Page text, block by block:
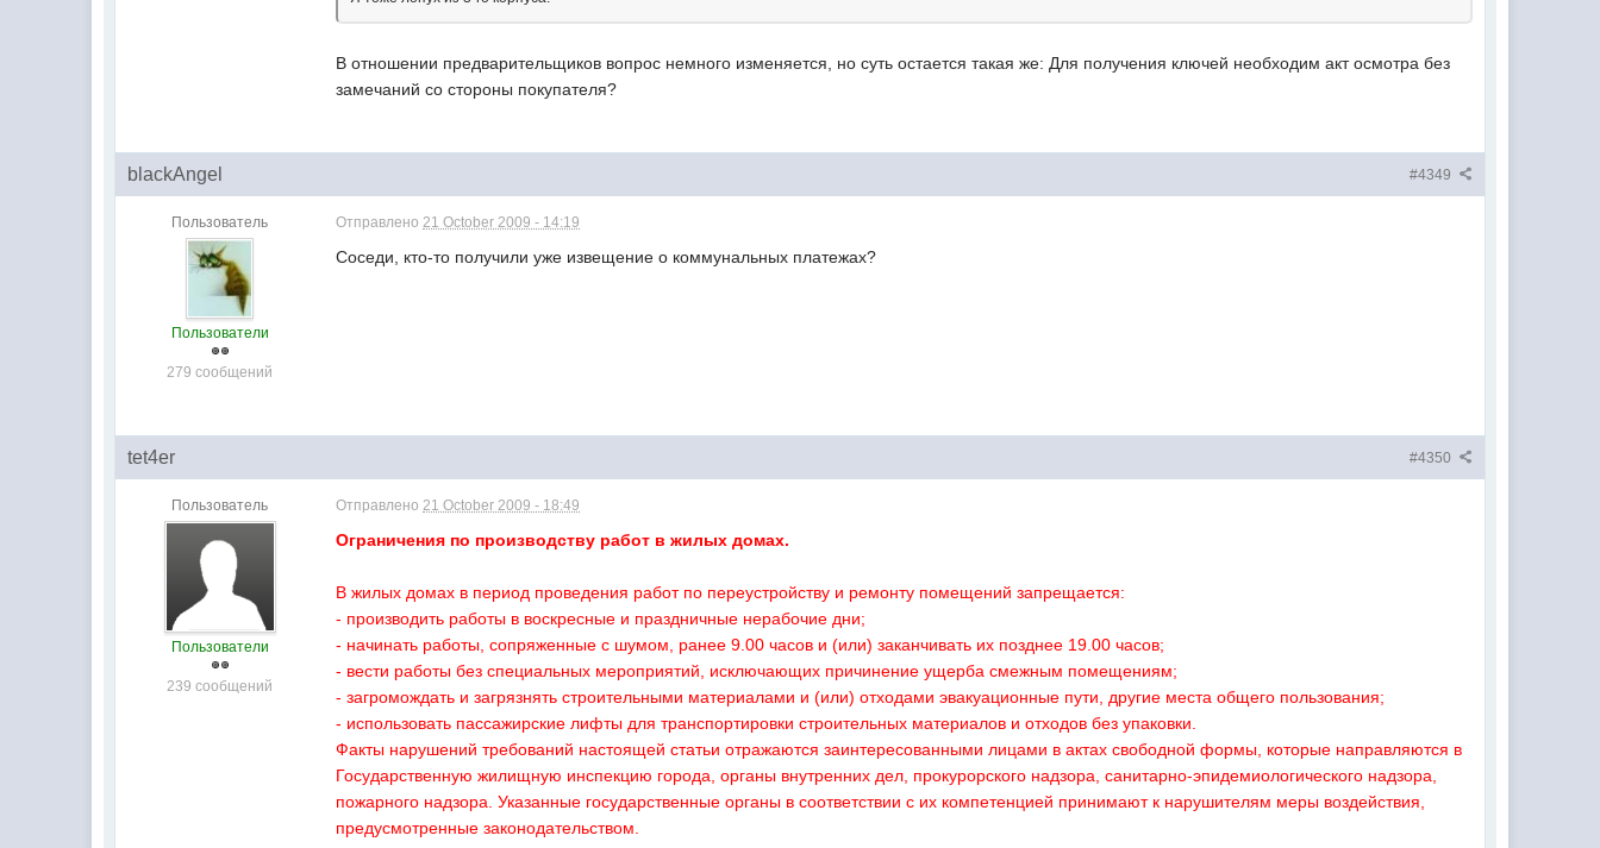
В отношении предварительщиков вопрос немного изменяется, но суть остается такая же: Для получения ключей необходим акт осмотра без
замечаний со стороны покупателя?
#4349
blackAngel
Пользователь
Пользователи
279 сообщений
Отправлено 21 October 2009 - 14:19
Соседи, кто-то получили уже извещение о коммунальных платежах?
#4350
tet4er
Пользователь
Пользователи
239 сообщений
Отправлено 21 October 2009 - 18:49
Ограничения по производству работ в жилых домах.
В жилых домах в период проведения работ по переустройству и ремонту помещений запрещается:
- производить работы в воскресные и праздничные нерабочие дни;
- начинать работы, сопряженные с шумом, ранее 9.00 часов и (или) заканчивать их позднее 19.00 часов;
- вести работы без специальных мероприятий, исключающих причинение ущерба смежным помещениям;
- загромождать и загрязнять строительными материалами и (или) отходами эвакуационные пути, другие места общего пользования;
- использовать пассажирские лифты для транспортировки строительных материалов и отходов без упаковки.
Факты нарушений требований настоящей статьи отражаются заинтересованными лицами в актах свободной формы, которые направляются в
Государственную жилищную инспекцию города, органы внутренних дел, прокурорского надзора, санитарно-эпидемиологического надзора,
пожарного надзора. Указанные государственные органы в соответствии с их компетенцией принимают к нарушителям меры воздействия,
предусмотренные законодательством.